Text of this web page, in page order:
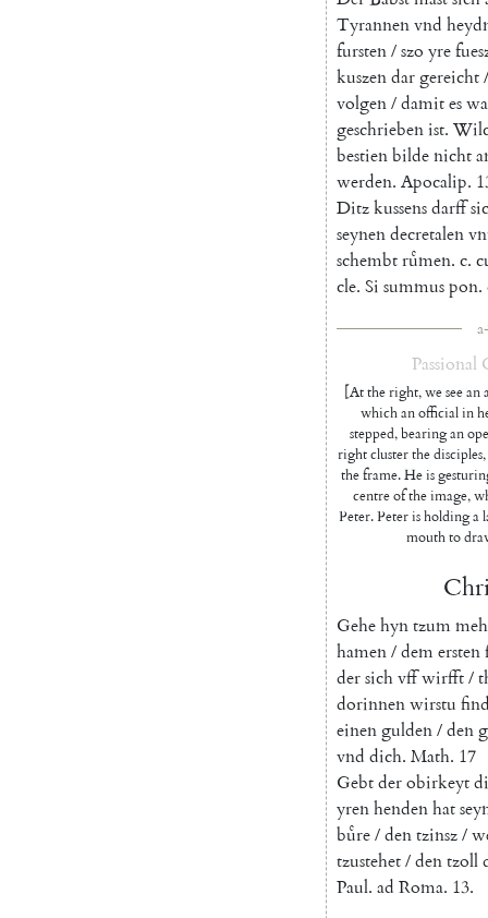
Tyrannenvnd
fursten/szo yre
kuszendargereicht/
volgen/damites
geschriebenist.
bestienbildenicht
werden. Apocalip.
Ditzkussensdarff
seynendecretalen
schembtruͤmen. c.
cle. Si summuspon.
Passional
[At the right, we see
which an official in
stepped, bearing an
right cluster the
the frame. He is
centre of the image,
Peter. Peter is holding a
mouth to
Gehehyntzum
hamen/demersten
dersichvffwirfft/
dorinnenwirstu
einengulden/den
vnd dich. Math. 17
Gebtderobirkeyt
yrenhendenhat
buͤre/dentzinsz/
tzustehet/dentzoll
Paul. ad Roma. 13.